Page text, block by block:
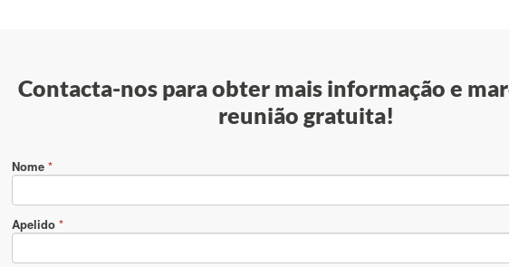
Contacta-nos para obter mais informação e
reunião gratuita!